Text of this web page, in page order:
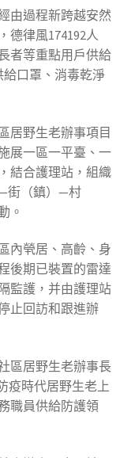
由過程新跨越安然
德律風174192人
者等重點用戶供給
給口罩、消毒乾淨
居野生老辦事項目
展一區一平臺、一
結合護理站，組織
街（鎮）—村
。
內煢居、高齡、身
後期已裝置的雷達
監護，并由護理站
止回訪和跟進辦
區居野生老辦事長
疫時代居野生老上
職員供給防護領